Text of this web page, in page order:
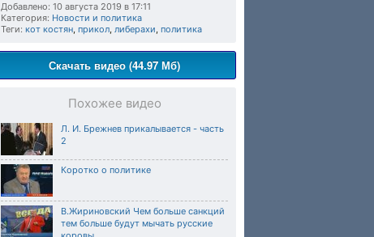
Добавлено: 10 августа 2019 в 17:11
Категория: Новости и политика
Теги: кот костян, прикол, либерахи, политика
Скачать видео (44.97 Мб)
Похожее видео
Л. И. Брежнев прикалывается - часть
2
Коротко о политике
В.Жириновский Чем больше санкций
тем больше будут мычать русские